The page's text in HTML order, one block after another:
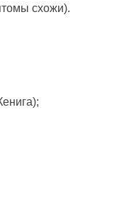
схожи).